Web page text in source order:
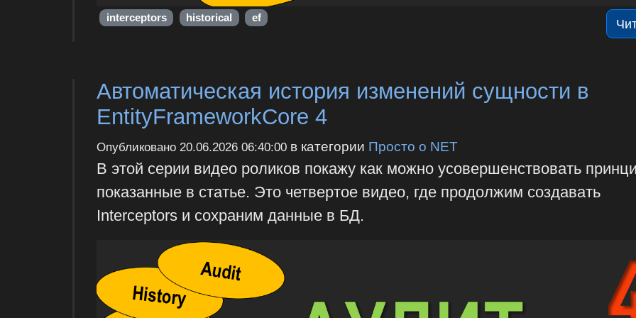
interceptors historical ef
Автоматическая история изменений сущности в
EntityFrameworkCore 4
Опубликовано 20.06.2026 06:40:00в категории Просто о NET
В этой серии видео роликов покажу как можно усовершенствовать
показанные в статье. Это четвертое видео, где продолжим создавать
Interceptors и сохраним данные в БД.